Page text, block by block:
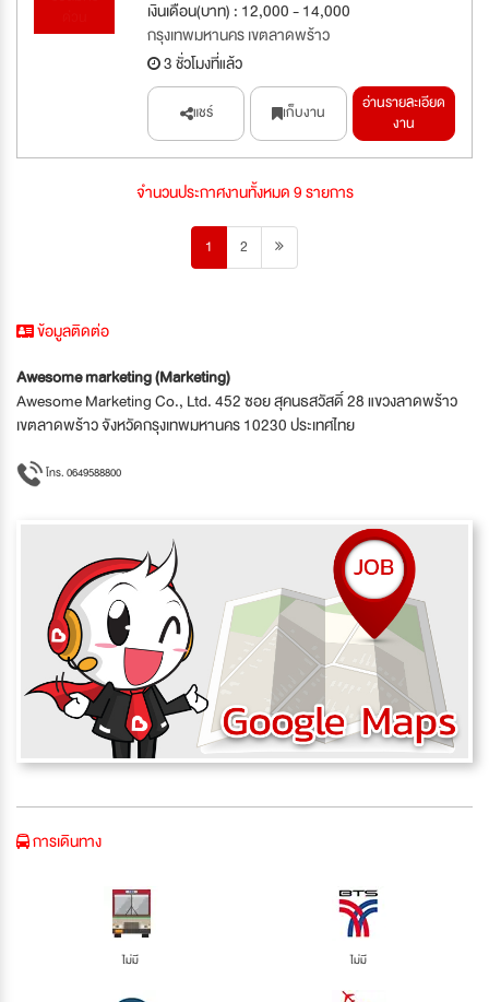
เงินเดือน(บาท) : 12,000 - 14,000
กรุงเทพมหานคร เขตลาดพร้าว
3 ชั่วโมงที่แล้ว
แชร์ เก็บงาน
อ่านรายละเอียด
งาน
จำนวนประกาศงานทั้งหมด 9 รายการ
1 2
ข้อมูลติดต่อ
Awesome marketing (Marketing)
Awesome Marketing Co., Ltd. 452 ซอย สุคนธสวัสดิ์ 28 แขวงลาดพร้าว
เขตลาดพร้าว จังหวัดกรุงเทพมหานคร 10230 ประเทศไทย
โทร. 0649588800
การเดินทาง
ไม่มี ไม่มี